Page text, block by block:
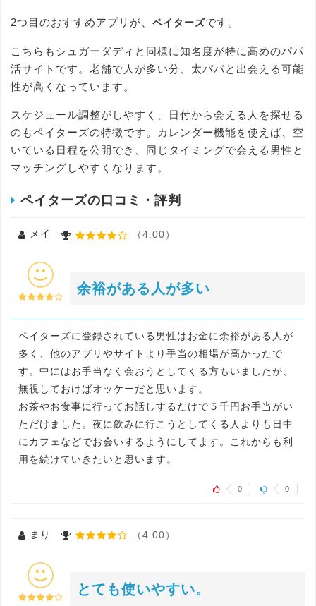
2つ目のおすすめアプリが、 ペイターズです。
こちらもシュガーダディと同様に知名度が特に高めのパパ
活サイトです。老舗で人が多い分、太パパと出会える可能
性が高くなっています。
スケジュール調整がしやすく、日付から会える人を探せる
のもペイターズの特徴です。カレンダー機能を使えば、空
いている日程を公開でき、同じタイミングで会える男性と
マッチングしやすくなります。
ペイターズの口コミ・評判
メイ （4.00）
余裕がある人が多い
ペイターズに登録されている男性はお金に余裕がある人が
多く、他のアプリやサイトより手当の相場が高かったで
す。中にはお手当なく会おうとしてくる方もいましたが、
無視しておけばオッケーだと思います。
お茶やお食事に行ってお話しするだけで５千円お手当がい
ただけました。夜に飲みに行こうとしてくる人よりも日中
にカフェなどでお会いするようにしてます。これからも利
用を続けていきたいと思います。
0 0
まり （4.00）
とても使いやすい。